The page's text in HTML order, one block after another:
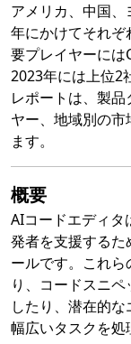
アメリカ、中国
年にかけてそれ
要プレイヤーには
2023年には上位2
レポートは、製
ヤー、地域別の
ます。
概要
AIコードエディタ
発者を支援する
ールです。これ
り、コードスニ
したり、潜在的な
幅広いタスクを処